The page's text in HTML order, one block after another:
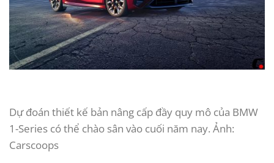
Dự đoán thiết kế bản nâng cấp đầy quy mô của BMW
1-Series có thể chào sân vào cuối năm nay. Ảnh:
Carscoops